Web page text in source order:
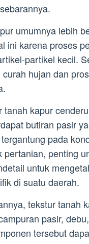
umumnya lebih
ini karena proses
partikel kecil.
hujan dan
tanah kapur
butiran pasir
pada
pertanian, penting
untuk
di suatu daerah.
tekstur tanah
pasir,
tersebut